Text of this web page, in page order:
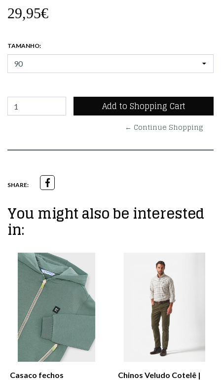
29,95€
TAMANHO:
← Continue Shopping
SHARE:
You might also be interested
in:
Casaco fechos
Chinos Veludo Cotelê |